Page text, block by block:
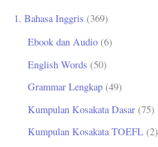
u1. Bahasa Inggris (369)
Ebook dan Audio (6)
English Words (50)
Grammar Lengkap (49)
Kumpulan Kosakata Dasar (75)
Kumpulan Kosakata TOEFL (2)